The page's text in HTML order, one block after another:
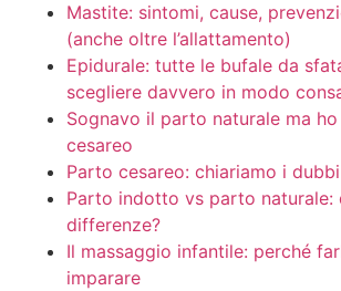
Mastite: sintomi, cause,
(anche oltre l’allattamento)
Epidurale: tutte le bufale da
scegliere davvero in modo
Sognavo il parto naturale ma
cesareo
Parto cesareo: chiariamo i dubbi
Parto indotto vs parto naturale:
differenze?
Il massaggio infantile: perché
imparare